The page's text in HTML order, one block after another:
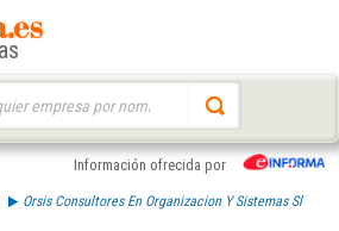
Información ofrecida por
Orsis Consultores En Organizacion Y Sistemas Sl